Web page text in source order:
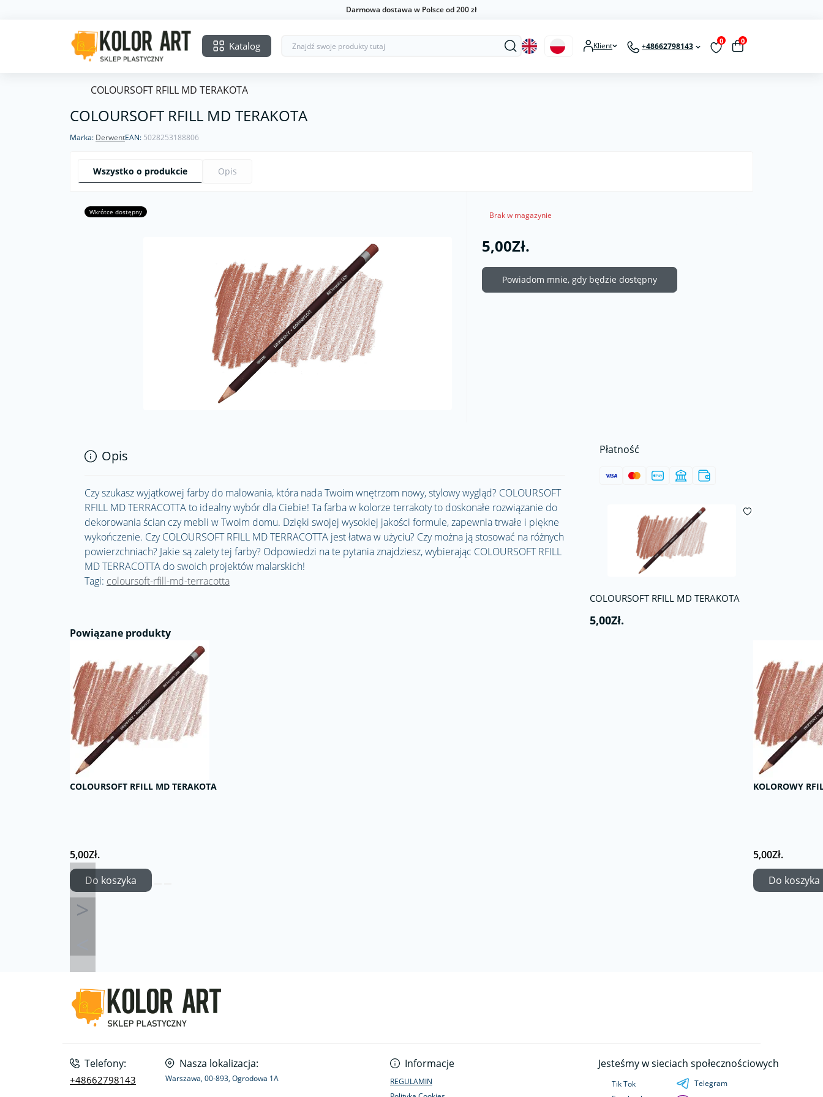
Darmowa dostawa w Polsce od 200 zł
Katalog Klient +48662798143
0 0
COLOURSOFT RFILL MD TERAKOTA
COLOURSOFT RFILL MD TERAKOTA
Marka: DerwentEAN: 5028253188806
Wszystko o produkcie Opis
Wkrótce dostępny Brak w magazynie
5,00Zł.
Powiadom mnie, gdy będzie dostępny
Płatność
COLOURSOFT RFILL MD TERAKOTA
5,00Zł.
Opis
Czy szukasz wyjątkowej farby do malowania, która nada Twoim wnętrzom nowy, stylowy wygląd? COLOURSOFT
RFILL MD TERRACOTTA to idealny wybór dla Ciebie! Ta farba w kolorze terrakoty to doskonałe rozwiązanie do
dekorowania ścian czy mebli w Twoim domu. Dzięki swojej wysokiej jakości formule, zapewnia trwałe i piękne
wykończenie. Czy COLOURSOFT RFILL MD TERRACOTTA jest łatwa w użyciu? Czy można ją stosować na różnych
powierzchniach? Jakie są zalety tej farby? Odpowiedzi na te pytania znajdziesz, wybierając COLOURSOFT RFILL
MD TERRACOTTA do swoich projektów malarskich!
Tagi: coloursoft-rfill-md-terracotta
Powiązane produkty
COLOURSOFT RFILL MD TERAKOTA
5,00Zł.
Do koszyka
KOLOROWY
5,00Zł.
Do koszyka
Telefony:
+48662798143
Nasza lokalizacja:
Warszawa, 00-893, Ogrodowa 1A
Informacje
REGULAMIN
Jesteśmy w sieciach społecznościowych
Tik Tok
Telegram